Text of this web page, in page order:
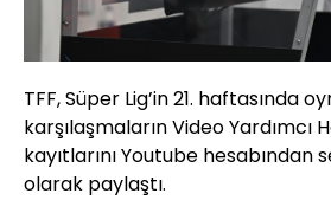
TFF, Süper Lig’in 21. haftasında
karşılaşmaların Video Yardımcı
kayıtlarını Youtube hesabından
olarak paylaştı.